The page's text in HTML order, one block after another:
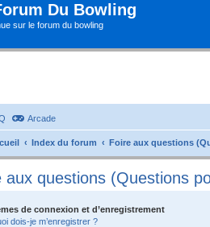
Du Bowling
sur le forum du bowling
Arcade
Index du forum Foire aux questions
aux questions (Questions
de connexion et d’enregistrement
dois-je m’enregistrer ?